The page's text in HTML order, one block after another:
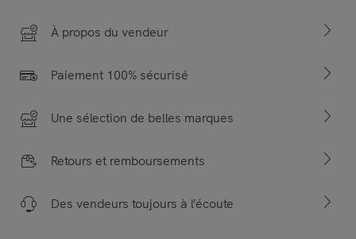
À propos du vendeur
Paiement 100% sécurisé
Une sélection de belles marques
Retours et remboursements
Des vendeurs toujours à l’écoute